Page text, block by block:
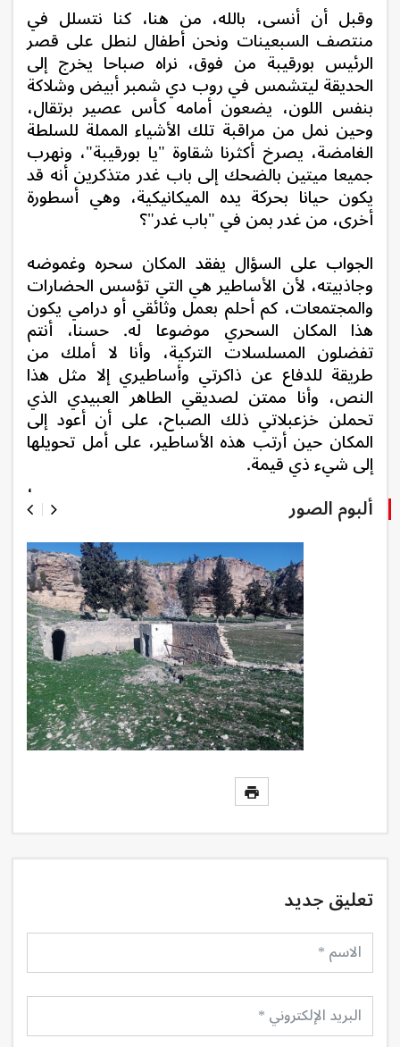
وقبل أن أنسى، بالله، من هنا، كنا نتسلل في
منتصف السبعينات ونحن أطفال لنطل على قصر
الرئيس بورقيبة من فوق، نراه صباحا يخرج إلى
الحديقة ليتشمس في روب دي شمبر أبيض وشلاكة
بنفس اللون، يضعون أمامه كأس عصير برتقال،
وحين نمل من مراقبة تلك الأشياء المملة للسلطة
الغامضة، يصرخ أكثرنا شقاوة "يا بورقيبة"، ونهرب
جميعا ميتين بالضحك إلى باب غدر متذكرين أنه قد
يكون حيانا بحركة يده الميكانيكية، وهي أسطورة
أخرى، من غدر بمن في "باب غدر"؟
الجواب على السؤال يفقد المكان سحره وغموضه
وجاذبيته، لأن الأساطير هي التي تؤسس الحضارات
والمجتمعات، كم أحلم بعمل وثائقي أو درامي يكون
هذا المكان السحري موضوعا له. حسنا، أنتم
تفضلون المسلسلات التركية، وأنا لا أملك من
طريقة للدفاع عن ذاكرتي وأساطيري إلا مثل هذا
النص، وأنا ممتن لصديقي الطاهر العبيدي الذي
تحملن خزعبلاتي ذلك الصباح، على أن أعود إلى
المكان حين أرتب هذه الأساطير، على أمل تحويلها
إلى شيء ذي قيمة.
،
ألبوم الصور
تعليق جديد